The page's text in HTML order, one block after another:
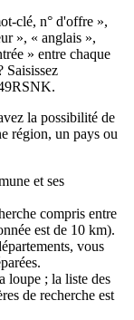
clé, n° d'offre »,
», « anglais »,
» entre chaque
Saisissez
la possibilité de
région, un pays ou
et ses
compris entre
est de 10 km).
vous
loupe ; la liste des
de recherche est